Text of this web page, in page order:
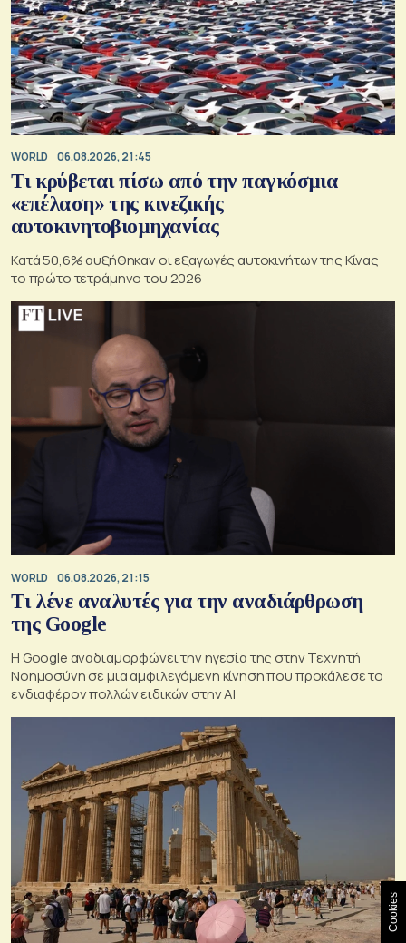
WORLD 06.08.2026, 21:45
Τι κρύβεται πίσω από την παγκόσμια
«επέλαση» της κινεζικής
αυτοκινητοβιομηχανίας
Κατά 50,6% αυξήθηκαν οι εξαγωγές αυτοκινήτων της Κίνας
το πρώτο τετράμηνο του 2026
WORLD 06.08.2026, 21:15
Τι λένε αναλυτές για την αναδιάρθρωση
της Google
Η Google αναδιαμορφώνει την ηγεσία της στην Τεχνητή
Νοημοσύνη σε μια αμφιλεγόμενη κίνηση που προκάλεσε το
ενδιαφέρον πολλών ειδικών στην ΑΙ
Cookies